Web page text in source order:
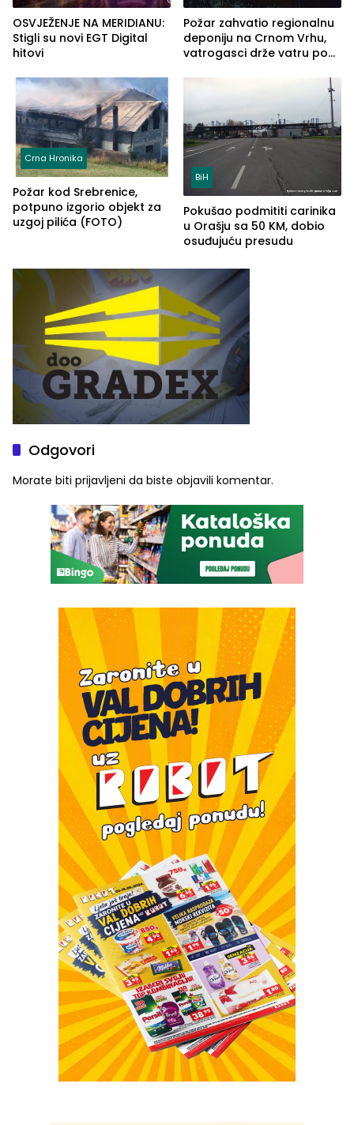
OSVJEŽENJE NA MERIDIANU:
Stigli su novi EGT Digital
hitovi
Požar zahvatio regionalnu
deponiju na Crnom Vrhu,
vatrogasci drže vatru pod
Crna Hronika
Požar kod Srebrenice,
potpuno izgorio objekt za
uzgoj pilića (FOTO)
BiH
Pokušao podmititi carinika
u Orašju sa 50 KM, dobio
osuđujuću presudu
Odgovori
Morate biti prijavljeni da biste objavili komentar.